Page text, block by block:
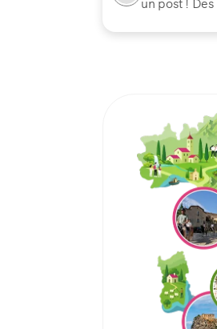
un post !